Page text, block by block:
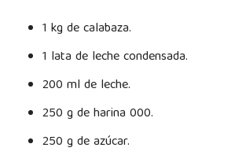
1 kg de calabaza.
1 lata de leche condensada.
200 ml de leche.
250 g de harina 000.
250 g de azúcar.